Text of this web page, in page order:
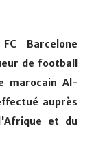
Barcelone
de football
marocain Al-
auprès
et du